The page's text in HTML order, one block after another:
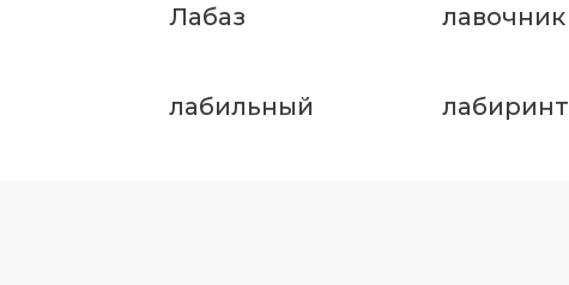
Лабаз лавочник
лабильный лабиринт